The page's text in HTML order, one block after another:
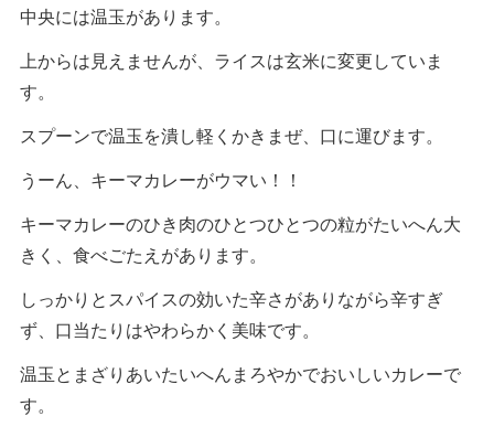
中央には温玉があります。
上からは見えませんが、ライスは玄米に変更していま
す。
スプーンで温玉を潰し軽くかきまぜ、口に運びます。
うーん、キーマカレーがウマい！！
キーマカレーのひき肉のひとつひとつの粒がたいへん大
きく、食べごたえがあります。
しっかりとスパイスの効いた辛さがありながら辛すぎ
ず、口当たりはやわらかく美味です。
温玉とまざりあいたいへんまろやかでおいしいカレーで
す。